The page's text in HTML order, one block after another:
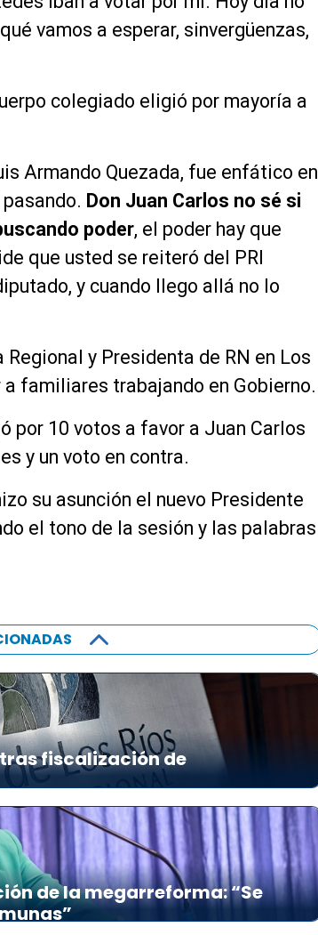
vamos a esperar, sinvergüenzas,
colegiado eligió por mayoría a
Armando Quezada, fue enfático en
Don Juan Carlos no sé si
poder, el poder hay que
que usted se reiteró del PRI
y cuando llego allá no lo
y Presidenta de RN en Los
a familiares trabajando en Gobierno.
por 10 votos a favor a Juan Carlos
y un voto en contra.
su asunción el nuevo Presidente
el tono de la sesión y las palabras
tras fiscalización de
de la megarreforma: “Se